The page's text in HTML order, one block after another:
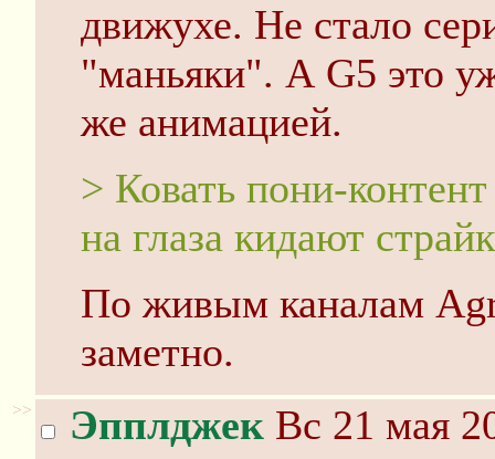
движухе. Не стало
"маньяки". А G5 это
же анимацией.
> Ковать пони-
на глаза кидают
По живым каналам
заметно.
>> Эпплджек Вс 21 мая